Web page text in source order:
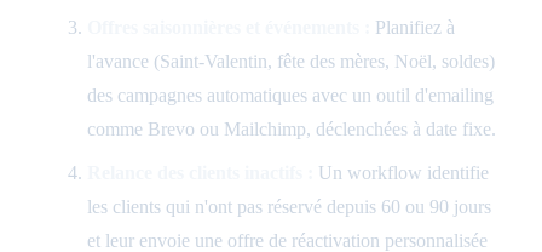
Planifiez à
l'avance (Saint-Valentin, fête des mères, Noël, soldes)
des campagnes automatiques avec un outil d'emailing
comme Brevo ou Mailchimp, déclenchées à date fixe.
Un workflow identifie
les clients qui n'ont pas réservé depuis 60 ou 90 jours
et leur envoie une offre de réactivation personnalisée